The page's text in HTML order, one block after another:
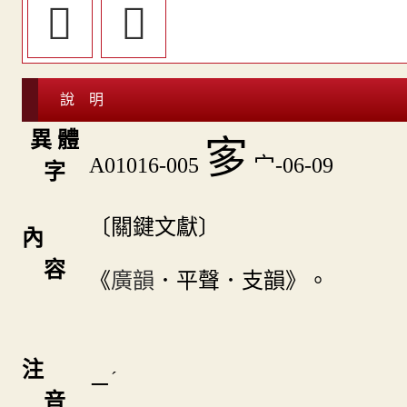
𡪀 󱘟
說 明
異 體
字
A01016-005 㝖 宀-06-09
內
容
〔關鍵文獻〕
《廣韻 ．平聲．支韻》。
注
音
ㄧˊ